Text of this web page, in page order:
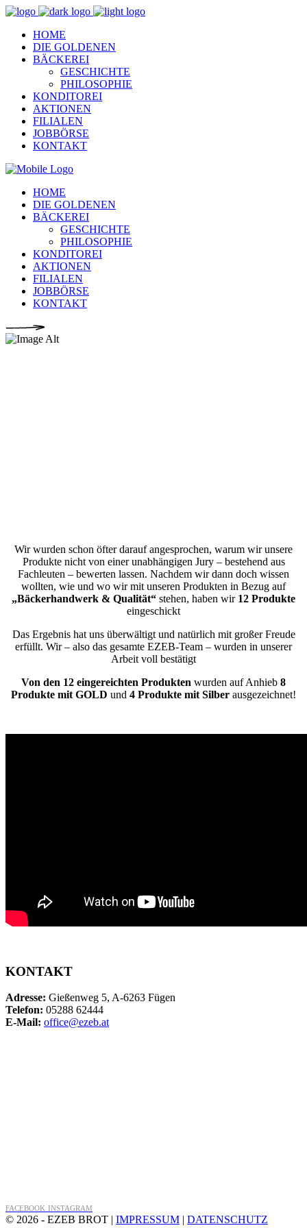
HOME
DIE GOLDENEN
BÄCKEREI
GESCHICHTE
PHILOSOPHIE
KONDITOREI
AKTIONEN
FILIALEN
JOBBÖRSE
KONTAKT
HOME
DIE GOLDENEN
BÄCKEREI
GESCHICHTE
PHILOSOPHIE
KONDITOREI
AKTIONEN
FILIALEN
JOBBÖRSE
KONTAKT
Wir wurden schon öfter darauf angesprochen, warum wir unsere
Produkte nicht von einer unabhängigen Jury – bestehend aus
Fachleuten – bewerten lassen. Nachdem wir dann doch wissen
wollten, wie und wo wir mit unseren Produkten in Bezug auf
„Bäckerhandwerk & Qualität“ stehen, haben wir 12 Produkte
eingeschickt
Das Ergebnis hat uns überwältigt und natürlich mit großer Freude
erfüllt. Wir – also das gesamte EZEB-Team – wurden in unserer
Arbeit voll bestätigt
Von den 12 eingereichten Produkten wurden auf Anhieb 8
Produkte mit GOLD und 4 Produkte mit Silber ausgezeichnet!
KONTAKT
Adresse: Gießenweg 5, A-6263 Fügen
Telefon: 05288 62444
E-Mail: office@ezeb.at
FACEBOOK INSTAGRAM
© 2026 - EZEB BROT | IMPRESSUM | DATENSCHUTZ